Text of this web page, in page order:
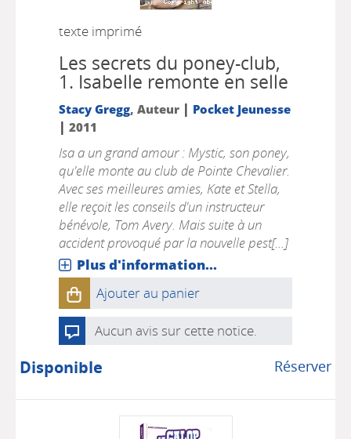
texte imprimé
Les secrets du poney-club,
1. Isabelle remonte en selle
Stacy Gregg, Auteur | Pocket Jeunesse
| 2011
Isa a un grand amour : Mystic, son poney,
qu'elle monte au club de Pointe Chevalier.
Avec ses meilleures amies, Kate et Stella,
elle reçoit les conseils d'un instructeur
bénévole, Tom Avery. Mais suite à un
accident provoqué par la nouvelle pest[...]
Plus d'information...
Ajouter au panier
Aucun avis sur cette notice.
Réserver
Disponible